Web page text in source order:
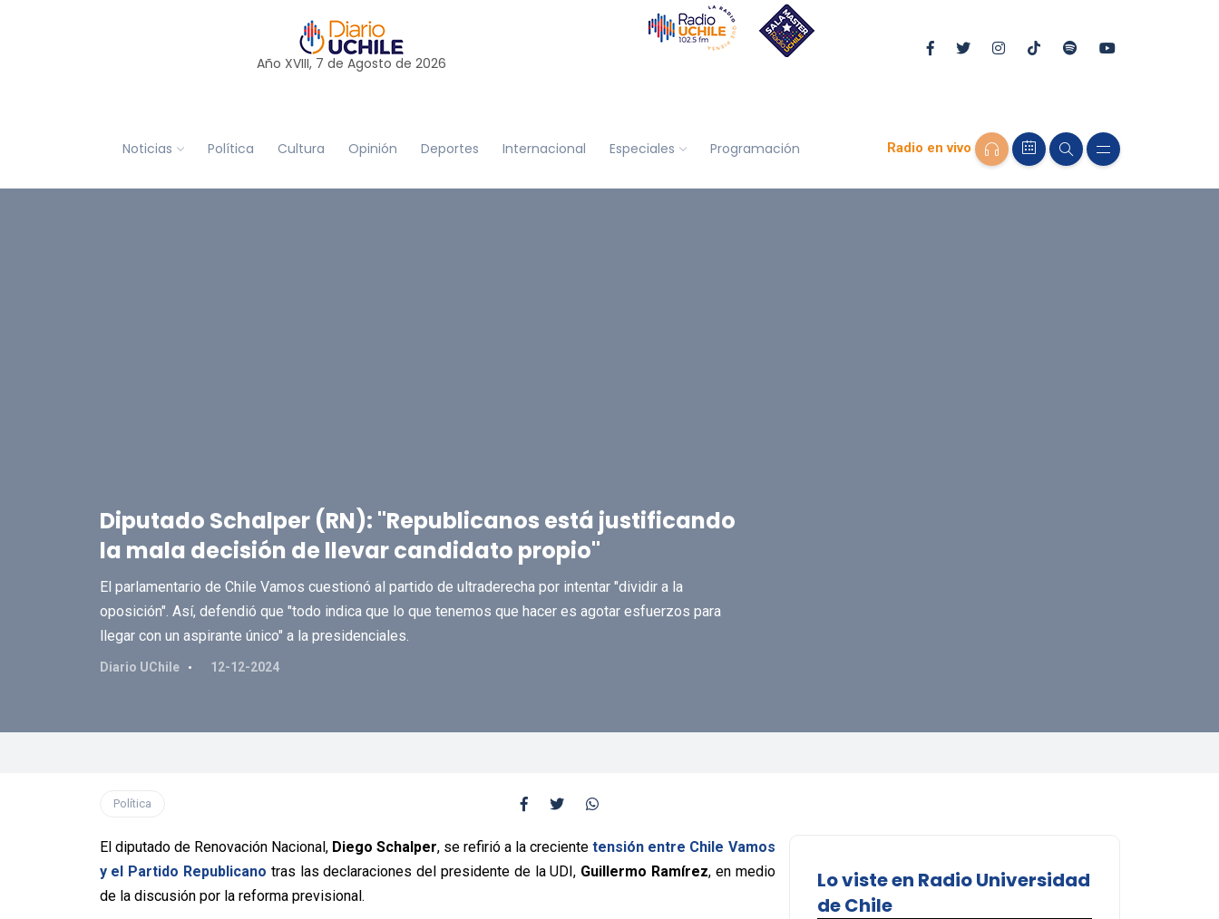
Año XVIII, 7 de Agosto de 2026
Noticias Política Cultura Opinión Deportes Internacional Especiales Programación Radio en vivo
Diputado Schalper (RN): "Republicanos está justificando
la mala decisión de llevar candidato propio"
El parlamentario de Chile Vamos cuestionó al partido de ultraderecha por intentar "dividir a la
oposición". Así, defendió que "todo indica que lo que tenemos que hacer es agotar esfuerzos para
llegar con un aspirante único" a la presidenciales.
Diario UChile 12-12-2024
Política
El diputado de Renovación Nacional, Diego Schalper, se refirió a la crecientetensión entre Chile Vamos
y el Partido Republicano tras las declaraciones del presidente de la UDI, Guillermo Ramírez, en medio
de la discusión por la reforma previsional.
Lo viste en Radio Universidad
de Chile